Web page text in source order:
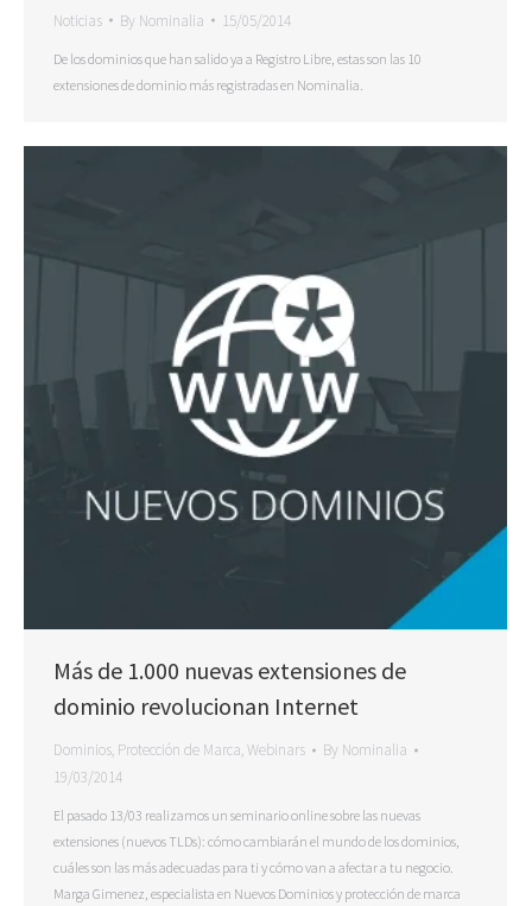
Noticias By Nominalia 15/05/2014
De los dominios que han salido ya a Registro Libre, estas son las 10
extensiones de dominio más registradas en Nominalia.
Más de 1.000 nuevas extensiones de
dominio revolucionan Internet
Dominios, Protección de Marca,Webinars By Nominalia
19/03/2014
El pasado 13/03 realizamos un seminario online sobre las nuevas
extensiones (nuevos TLDs): cómo cambiarán el mundo de los dominios,
cuáles son las más adecuadas para ti y cómo van a afectar a tu negocio.
Marga Gimenez, especialista en Nuevos Dominios y protección de marca